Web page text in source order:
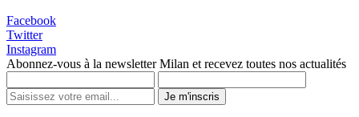
Facebook
Twitter
Instagram
Abonnez-vous à la newsletter Milan et recevez toutes nos actualités
Je m'inscris